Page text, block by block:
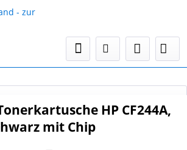
HP CF244A,
mit Chip